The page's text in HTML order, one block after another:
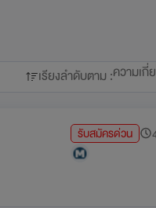
เรียงลำดับตาม :ความเกี่
รับสมัครด่วน